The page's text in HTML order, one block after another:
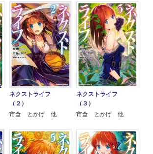
ネクストライフ
（２）
市倉 とかげ 他
ネクストライフ
（３）
市倉 とかげ 他